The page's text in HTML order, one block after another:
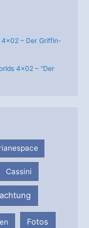
4×02 – Der Griffin-
4×02 – “Der
Cassini
Fotos